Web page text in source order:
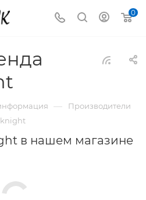
0
— Производители
в нашем магазине